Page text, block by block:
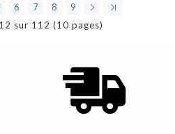
6 7 8
9
sur 112 (10 pages)